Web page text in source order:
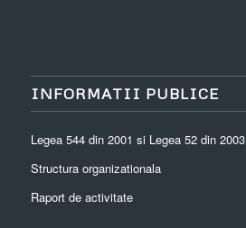
INFORMATII PUBLICE
Legea 544 din 2001 si Legea 52 din 2003
Structura organizationala
Raport de activitate